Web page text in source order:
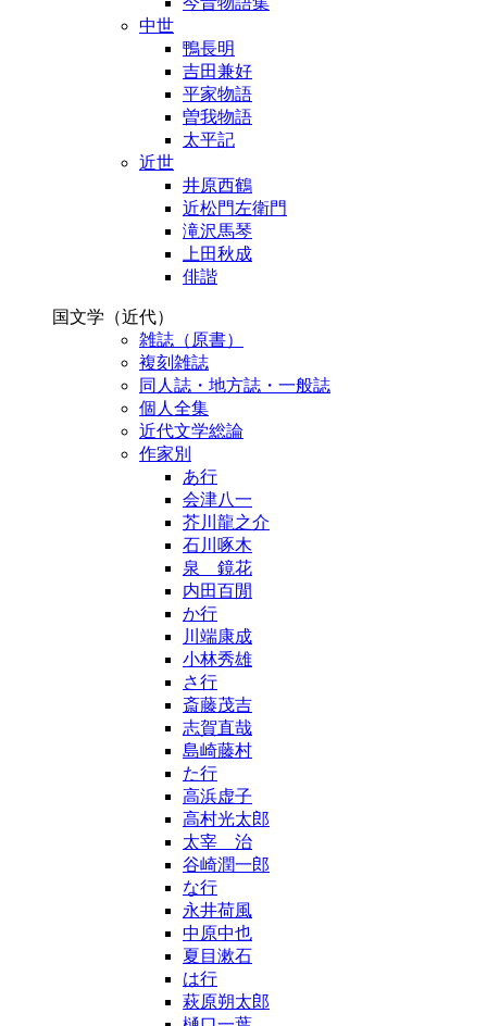
中世
鴨長明
吉田兼好
平家物語
曽我物語
太平記
近世
井原西鶴
近松門左衛門
滝沢馬琴
上田秋成
俳諧
国文学（近代）
雑誌（原書）
複刻雑誌
同人誌・地方誌・一般誌
個人全集
近代文学総論
作家別
あ行
会津八一
芥川龍之介
石川啄木
泉 鏡花
内田百閒
か行
川端康成
小林秀雄
さ行
斎藤茂吉
志賀直哉
島崎藤村
た行
高浜虚子
高村光太郎
太宰 治
谷崎潤一郎
な行
永井荷風
中原中也
夏目漱石
は行
萩原朔太郎